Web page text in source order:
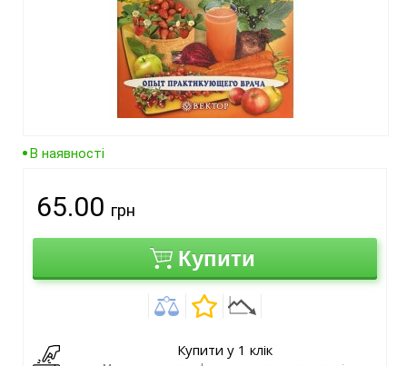
В наявності
65.00 грн
Купити
Купити у 1 клік